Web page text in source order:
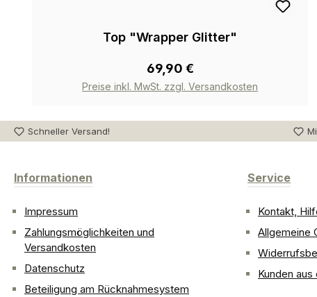
Top "Wrapper Glitter"
69,90 €
Preise inkl. MwSt. zzgl. Versandkosten
Schneller Versand!
Informationen
Impressum
Zahlungsmöglichkeiten und
Versandkosten
Datenschutz
Beteiligung am Rücknahmesystem
Service
Kontakt,
Allgemeine
Kunden